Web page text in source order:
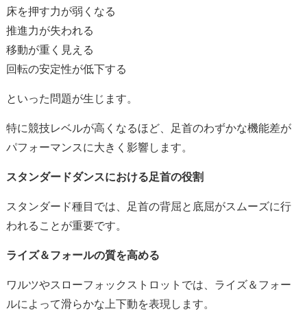
床を押す力が弱くなる
推進力が失われる
移動が重く見える
回転の安定性が低下する
といった問題が生じます。
特に競技レベルが高くなるほど、足首のわずかな機能差が
パフォーマンスに大きく影響します。
スタンダードダンスにおける足首の役割
スタンダード種目では、足首の背屈と底屈がスムーズに行
われることが重要です。
ライズ＆フォールの質を高める
ワルツやスローフォックストロットでは、ライズ＆フォー
ルによって滑らかな上下動を表現します。